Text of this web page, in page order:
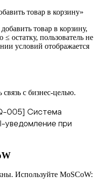
товар в корзину»
товар в корзину,
остатку, пользователь не
условий отображается
с бизнес-целью.
005] Система
уведомление при
Используйте MoSCoW: